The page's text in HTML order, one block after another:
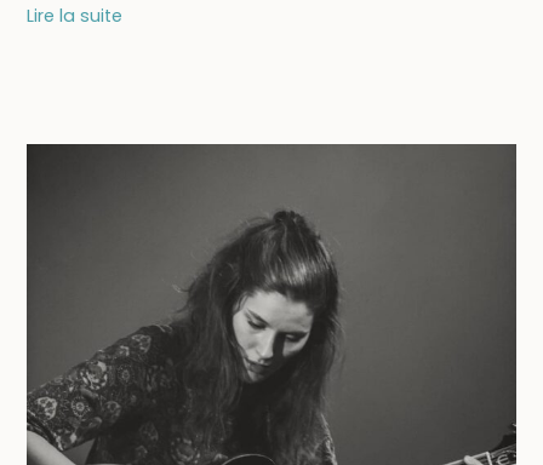
25/06
PANORAMA
Lire la suite